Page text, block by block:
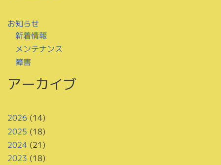
お知らせ
新着情報
メンテナンス
障害
アーカイブ
2026 (14)
2025 (18)
2024 (21)
2023 (18)